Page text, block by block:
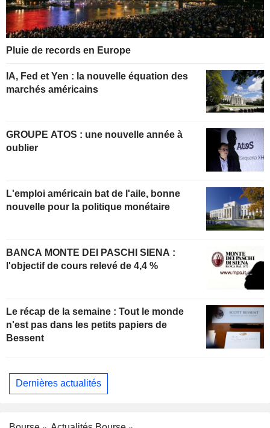
Pluie de records en Europe
IA, Fed et Yen : la nouvelle équation des
marchés américains
GROUPE ATOS : une nouvelle année à
oublier
L'emploi américain bat de l'aile, bonne
nouvelle pour la politique monétaire
BANCA MONTE DEI PASCHI SIENA :
l'objectif de cours relevé de 4,4 %
Le récap de la semaine : Tout le monde
n'est pas dans les petits papiers de
Bessent
Dernières actualités